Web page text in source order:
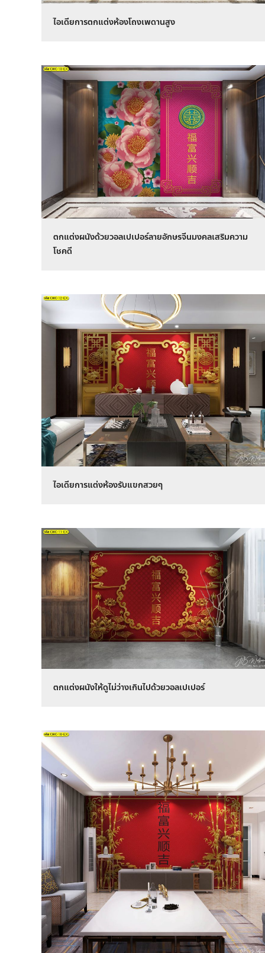
ไอเดียการตกแต่งห้องโถงเพดานสูง
ตกแต่งผนังด้วยวอลเปเปอร์ลายอักษรจีนมงคลเสริมความ
โชคดี
ไอเดียการแต่งห้องรับแขกสวยๆ
ตกแต่งผนังให้ดูไม่ว่างเกินไปด้วยวอลเปเปอร์